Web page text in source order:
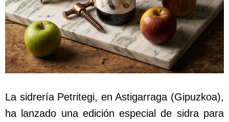
La sidrería Petritegi, en Astigarraga (Gipuzkoa),
ha lanzado una edición especial de sidra para